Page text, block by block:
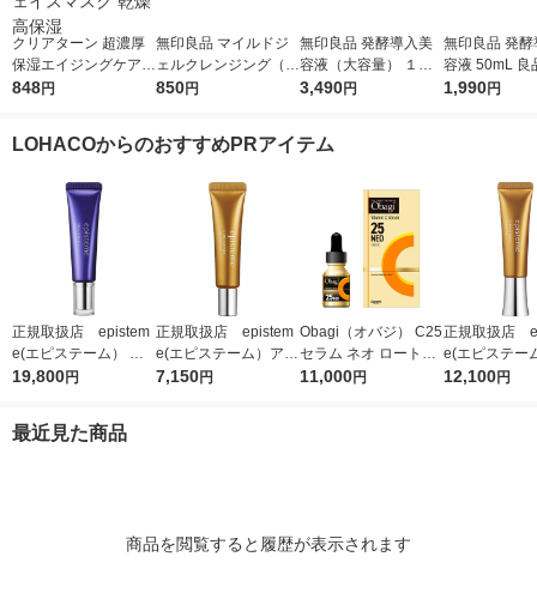
クリアターン 超濃厚
保湿エイジングケアマ
スクEX 40枚入 大容量
848円
無印良品 マイルドジ
ェルクレンジング（大
容量） ２２０ｇ 良品
850円
無印良品 発酵導入美
容液（大容量） １０
０ｍＬ 良品計画
3,490円
無印良品 発酵
容液 50mL 良
（イチオシ）
1,990円
LOHACOからのおすすめPRアイテム
正規取扱店 epistem
e(エピステーム） ス
テムサイエンスアイ 1
19,800円
正規取扱店 epistem
e(エピステーム）アイ
パーフェクトショット
7,150円
Obagi（オバジ） C25
セラム ネオ ロート製
薬
11,000円
正規取扱店
e(エピステー
パーフェクト
12,100円
最近見た商品
商品を閲覧すると履歴が表示されます